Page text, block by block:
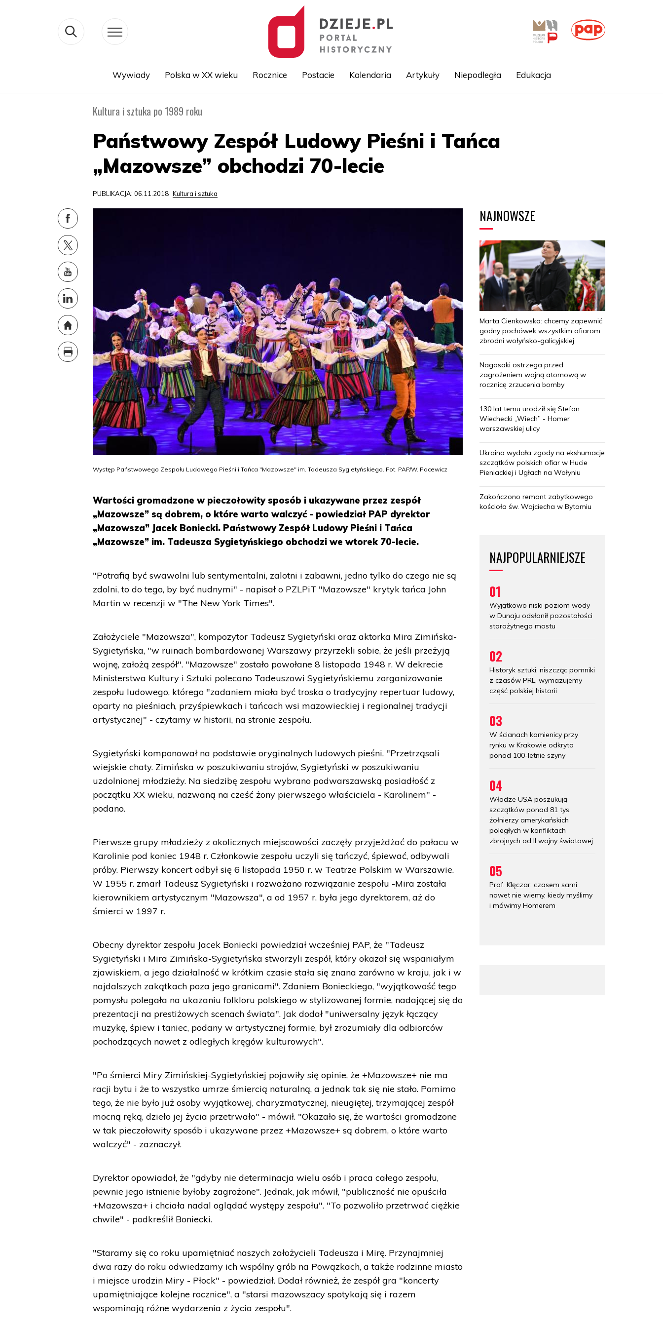
Wywiady Polska w XX wieku Rocznice Postacie Kalendaria Artykuły Niepodległa Edukacja
Kultura i sztuka po 1989 roku
Państwowy Zespół Ludowy Pieśni i Tańca
„Mazowsze” obchodzi 70-lecie
PUBLIKACJA: 06.11.2018 Kultura i sztuka
Występ Państwowego Zespołu Ludowego Pieśni i Tańca "Mazowsze" im. Tadeusza Sygietyńskiego. Fot. PAP/W. Pacewicz
Wartości gromadzone w pieczołowity sposób i ukazywane przez zespół
„Mazowsze” są dobrem, o które warto walczyć - powiedział PAP dyrektor
„Mazowsza” Jacek Boniecki. Państwowy Zespół Ludowy Pieśni i Tańca
„Mazowsze” im. Tadeusza Sygietyńskiego obchodzi we wtorek 70-lecie.
"Potrafią być swawolni lub sentymentalni, zalotni i zabawni, jedno tylko do czego nie są
zdolni, to do tego, by być nudnymi" - napisał o PZLPiT "Mazowsze" krytyk tańca John
Martin w recenzji w "The New York Times".
Założyciele "Mazowsza", kompozytor Tadeusz Sygietyński oraz aktorka Mira Zimińska-
Sygietyńska, "w ruinach bombardowanej Warszawy przyrzekli sobie, że jeśli przeżyją
wojnę, założą zespół". "Mazowsze" zostało powołane 8 listopada 1948 r. W dekrecie
Ministerstwa Kultury i Sztuki polecano Tadeuszowi Sygietyńskiemu zorganizowanie
zespołu ludowego, którego "zadaniem miała być troska o tradycyjny repertuar ludowy,
oparty na pieśniach, przyśpiewkach i tańcach wsi mazowieckiej i regionalnej tradycji
artystycznej" - czytamy w historii, na stronie zespołu.
Sygietyński komponował na podstawie oryginalnych ludowych pieśni. "Przetrząsali
wiejskie chaty. Zimińska w poszukiwaniu strojów, Sygietyński w poszukiwaniu
uzdolnionej młodzieży. Na siedzibę zespołu wybrano podwarszawską posiadłość z
początku XX wieku, nazwaną na cześć żony pierwszego właściciela - Karolinem" -
podano.
Pierwsze grupy młodzieży z okolicznych miejscowości zaczęły przyjeżdżać do pałacu w
Karolinie pod koniec 1948 r. Członkowie zespołu uczyli się tańczyć, śpiewać, odbywali
próby. Pierwszy koncert odbył się 6 listopada 1950 r. w Teatrze Polskim w Warszawie.
W 1955 r. zmarł Tadeusz Sygietyński i rozważano rozwiązanie zespołu -Mira została
kierownikiem artystycznym "Mazowsza", a od 1957 r. była jego dyrektorem, aż do
śmierci w 1997 r.
Obecny dyrektor zespołu Jacek Boniecki powiedział wcześniej PAP, że "Tadeusz
Sygietyński i Mira Zimińska-Sygietyńska stworzyli zespół, który okazał się wspaniałym
zjawiskiem, a jego działalność w krótkim czasie stała się znana zarówno w kraju, jak i w
najdalszych zakątkach poza jego granicami". Zdaniem Bonieckiego, "wyjątkowość tego
pomysłu polegała na ukazaniu folkloru polskiego w stylizowanej formie, nadającej się do
prezentacji na prestiżowych scenach świata". Jak dodał "uniwersalny język łączący
muzykę, śpiew i taniec, podany w artystycznej formie, był zrozumiały dla odbiorców
pochodzących nawet z odległych kręgów kulturowych".
"Po śmierci Miry Zimińskiej-Sygietyńskiej pojawiły się opinie, że +Mazowsze+ nie ma
racji bytu i że to wszystko umrze śmiercią naturalną, a jednak tak się nie stało. Pomimo
tego, że nie było już osoby wyjątkowej, charyzmatycznej, nieugiętej, trzymającej zespół
mocną ręką, dzieło jej życia przetrwało" - mówił. "Okazało się, że wartości gromadzone
w tak pieczołowity sposób i ukazywane przez +Mazowsze+ są dobrem, o które warto
walczyć" - zaznaczył.
Dyrektor opowiadał, że "gdyby nie determinacja wielu osób i praca całego zespołu,
pewnie jego istnienie byłoby zagrożone". Jednak, jak mówił, "publiczność nie opuściła
+Mazowsza+ i chciała nadal oglądać występy zespołu". "To pozwoliło przetrwać ciężkie
chwile" - podkreślił Boniecki.
"Staramy się co roku upamiętniać naszych założycieli Tadeusza i Mirę. Przynajmniej
dwa razy do roku odwiedzamy ich wspólny grób na Powązkach, a także rodzinne miasto
i miejsce urodzin Miry - Płock" - powiedział. Dodał również, że zespół gra "koncerty
upamiętniające kolejne rocznice", a "starsi mazowszacy spotykają się i razem
wspominają różne wydarzenia z życia zespołu".
NAJNOWSZE
Marta Cienkowska: chcemy zapewnić
godny pochówek wszystkim ofiarom
zbrodni wołyńsko-galicyjskiej
Nagasaki ostrzega przed
zagrożeniem wojną atomową w
rocznicę zrzucenia bomby
130 lat temu urodził się Stefan
Wiechecki „Wiech” - Homer
warszawskiej ulicy
Ukraina wydała zgody na ekshumacje
szczątków polskich ofiar w Hucie
Pieniackiej i Ugłach na Wołyniu
Zakończono remont zabytkowego
kościoła św. Wojciecha w Bytomiu
NAJPOPULARNIEJSZE
01
Wyjątkowo niski poziom wody
w Dunaju odsłonił pozostałości
starożytnego mostu
02
Historyk sztuki: niszcząc pomniki
z czasów PRL, wymazujemy
część polskiej historii
03
W ścianach kamienicy przy
rynku w Krakowie odkryto
ponad 100-letnie szyny
04
Władze USA poszukują
szczątków ponad 81 tys.
żołnierzy amerykańskich
poległych w konfliktach
zbrojnych od II wojny światowej
05
Prof. Klęczar: czasem sami
nawet nie wiemy, kiedy myślimy
i mówimy Homerem